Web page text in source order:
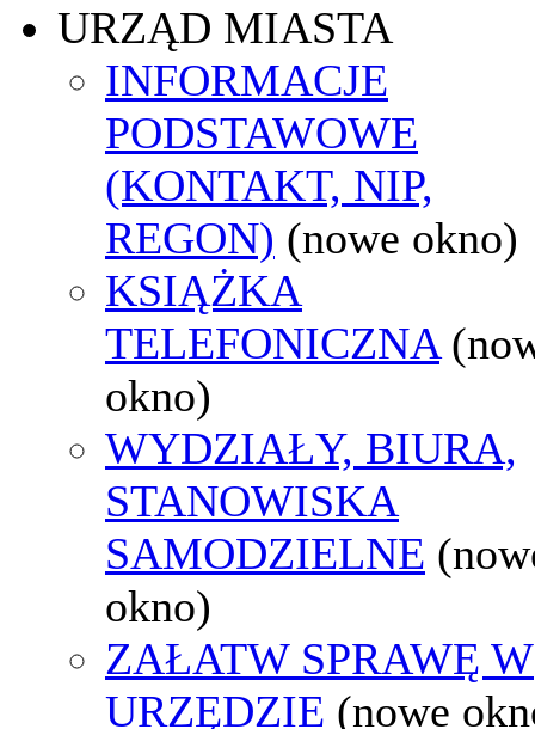
URZĄD MIASTA
INFORMACJE
PODSTAWOWE
(KONTAKT, NIP,
REGON) (nowe okno)
KSIĄŻKA
TELEFONICZNA
okno)
WYDZIAŁY, BIURA,
STANOWISKA
SAMODZIELNE
okno)
ZAŁATW SPRAWĘ W
URZĘDZIE (nowe